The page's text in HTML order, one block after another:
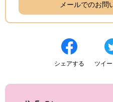
メールでのお問
シェアする ツイ